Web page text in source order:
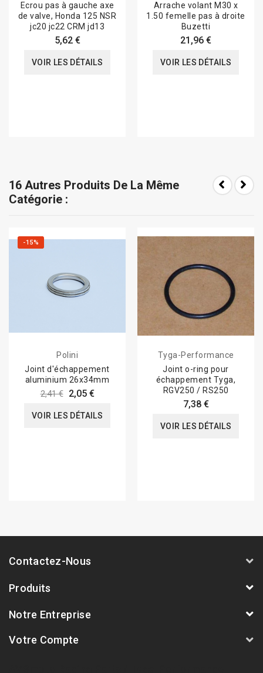
Ecrou pas à gauche axe
de valve, Honda 125 NSR
jc20 jc22 CRM jd13
5,62 €
VOIR LES DÉTAILS
Arrache volant M30 x
1.50 femelle pas à droite
Buzetti
21,96 €
VOIR LES DÉTAILS
16 Autres Produits De La Même
Catégorie :
-15%
Polini
Joint d'échappement
aluminium 26x34mm
2,41 € 2,05 €
VOIR LES DÉTAILS
Tyga-Performance
Joint o-ring pour
échappement Tyga,
RGV250 / RS250
7,38 €
VOIR LES DÉTAILS
Contactez-Nous
Produits
Notre Entreprise
Votre Compte